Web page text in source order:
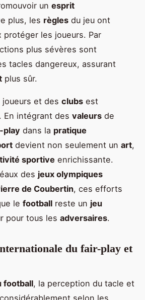
un esprit
plus, les règles du jeu ont
protéger les joueurs. Par
plus sévères sont
tacles dangereux, assurant
plus sûr.
joueurs et des clubs est
En intégrant des valeurs de
play dans la pratique
devient non seulement un art,
sportive enrichissante.
des jeux olympiques
de Coubertin, ces efforts
le football reste un jeu
pour tous les adversaires.
du fair-play et
football, la perception du tacle et